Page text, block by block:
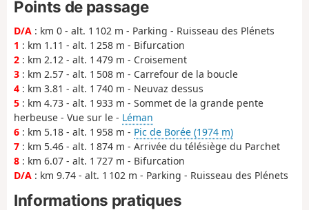
Points de passage
D/A : km 0 - alt. 1 102 m - Parking - Ruisseau des Plénets
1 : km 1.11 - alt. 1 258 m - Bifurcation
2 : km 2.12 - alt. 1 479 m - Croisement
3 : km 2.57 - alt. 1 508 m - Carrefour de la boucle
4 : km 3.81 - alt. 1 740 m - Neuvaz dessus
5 : km 4.73 - alt. 1 933 m - Sommet de la grande pente
herbeuse - Vue sur le - Léman
6 : km 5.18 - alt. 1 958 m - Pic de Borée (1974 m)
7 : km 5.46 - alt. 1 874 m - Arrivée du télésiège du Parchet
8 : km 6.07 - alt. 1 727 m - Bifurcation
D/A : km 9.74 - alt. 1 102 m - Parking - Ruisseau des Plénets
Informations pratiques